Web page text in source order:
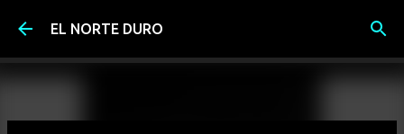
Ir al contenido principal
EL NORTE DURO